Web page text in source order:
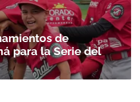
de
para la Serie del